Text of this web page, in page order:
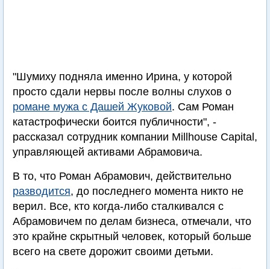
"Шумиху подняла именно Ирина, у которой
просто сдали нервы после волны слухов о
романе мужа с Дашей Жуковой. Сам Роман
катастрофически боится публичности", -
рассказал сотрудник компании Millhouse Capital,
управляющей активами Абрамовича.
В то, что Роман Абрамович, действительно
разводится, до последнего момента никто не
верил. Все, кто когда-либо сталкивался с
Абрамовичем по делам бизнеса, отмечали, что
это крайне скрытный человек, который больше
всего на свете дорожит своими детьми.